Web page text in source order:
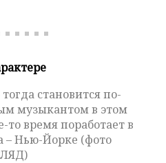
становится по-
музыкантом в этом
то время поработает в
– Нью-Йорке (фото